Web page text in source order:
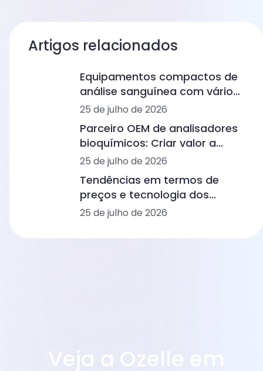
Artigos relacionados
Equipamentos compactos de
análise sanguínea com vários
painéis para clínicas médicas:
do hemograma completo aos
imunoensaios e à bioquímica
25 de julho de 2026
Parceiro OEM de analisadores
bioquímicos: Criar valor a
longo prazo no diagnóstico
humano e veterinário
25 de julho de 2026
Tendências em termos de
preços e tecnologia dos
analisadores hematológicos
25 de julho de 2026